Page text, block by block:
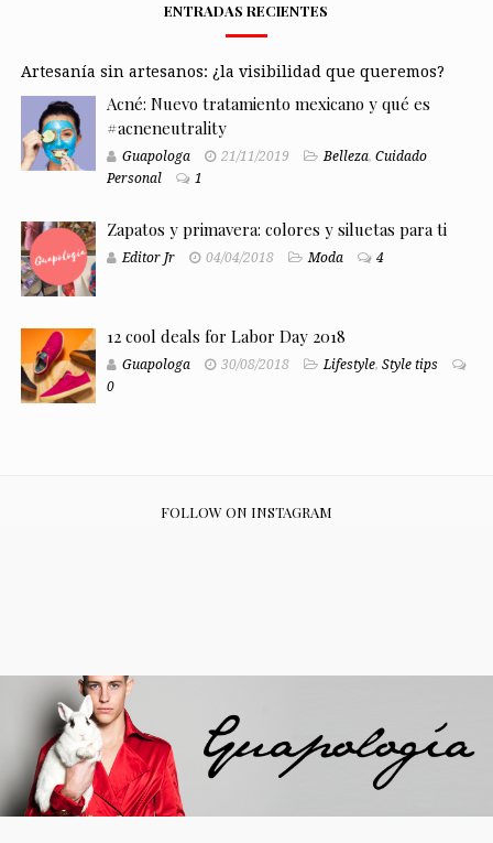
ENTRADAS RECIENTES
Artesanía sin artesanos: ¿la visibilidad que queremos?
Acné: Nuevo tratamiento mexicano y qué es
#acneneutrality
Guapologa 21/11/2019 Belleza, Cuidado
Personal
1
Zapatos y primavera: colores y siluetas para ti
Editor Jr 04/04/2018 Moda 4
12 cool deals for Labor Day 2018
Guapologa 30/08/2018 Lifestyle, Style tips
0
FOLLOW ON INSTAGRAM